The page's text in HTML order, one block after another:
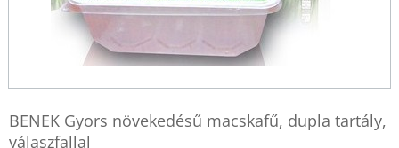
BENEK Gyors növekedésű macskafű, dupla tartály,
válaszfallal